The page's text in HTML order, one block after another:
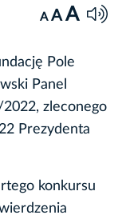
A A A
Pole
Panel
zleconego
Prezydenta
konkursu